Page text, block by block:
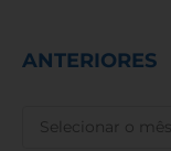
ANTERIORES